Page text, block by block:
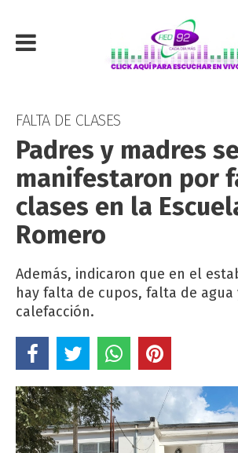
FALTA DE CLASES
Padres y madres
manifestaron por
clases en la
Romero
Además, indicaron que en el
hay falta de cupos, falta de agua
calefacción.